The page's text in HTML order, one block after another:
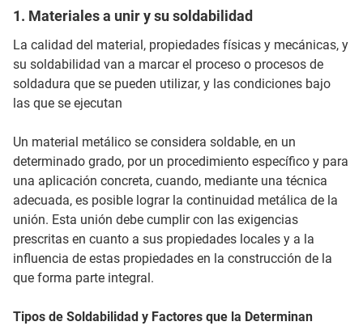
1. Materiales a unir y su soldabilidad
La calidad del material, propiedades físicas y mecánicas, y
su soldabilidad van a marcar el proceso o procesos de
soldadura que se pueden utilizar, y las condiciones bajo
las que se ejecutan
Un material metálico se considera soldable, en un
determinado grado, por un procedimiento específico y para
una aplicación concreta, cuando, mediante una técnica
adecuada, es posible lograr la continuidad metálica de la
unión. Esta unión debe cumplir con las exigencias
prescritas en cuanto a sus propiedades locales y a la
influencia de estas propiedades en la construcción de la
que forma parte integral.
Tipos de Soldabilidad y Factores que la Determinan